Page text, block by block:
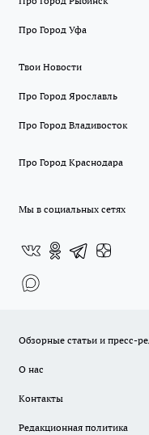
Про Город Уфа
Твои Новости
Про Город Ярославль
Про Город Владивосток
Про Город Краснодара
Мы в социальных сетях
Обзорные статьи и пресс-
О нас
Контакты
Редакционная политика